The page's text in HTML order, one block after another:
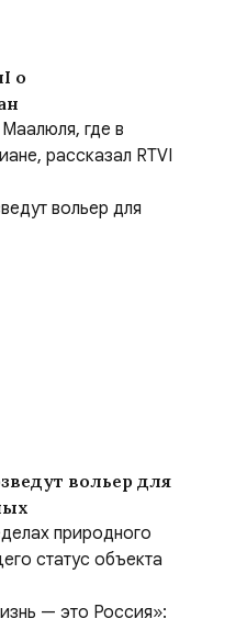
о
где в
рассказал RTVI
вольер для
природного
статус объекта